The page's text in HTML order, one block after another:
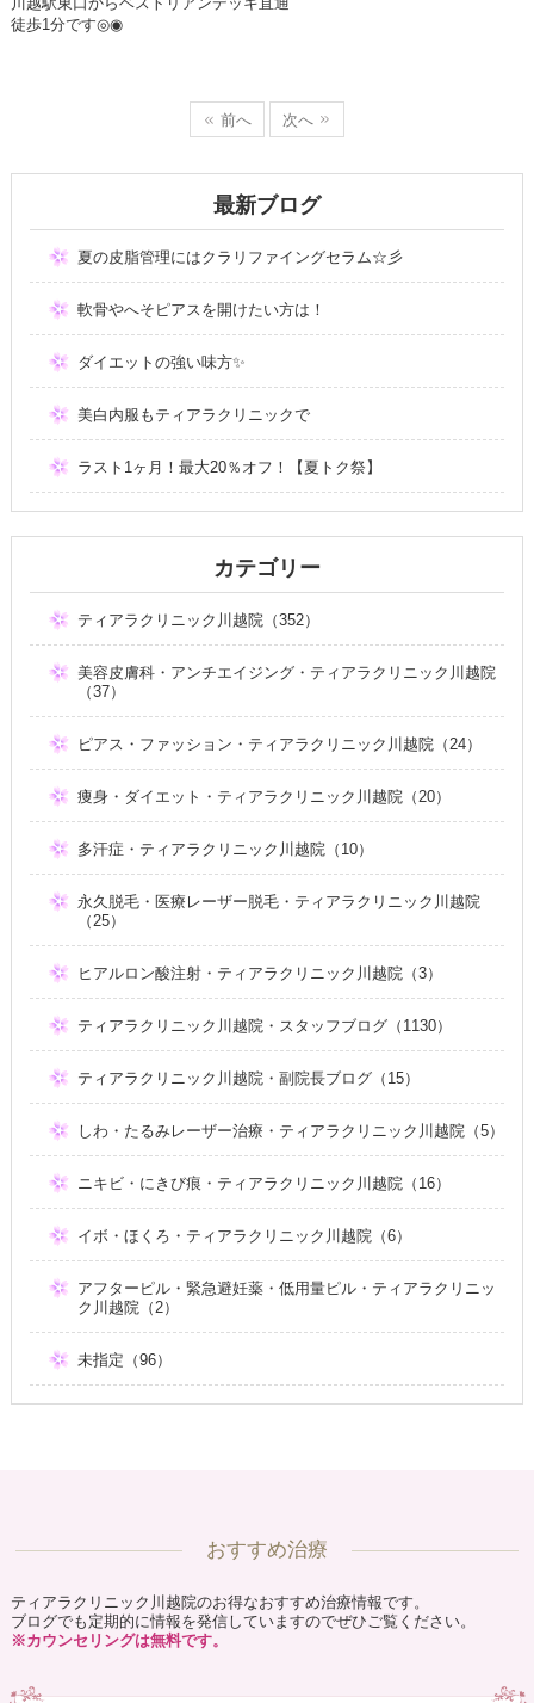
徒歩1分です◎◉
前へ 次へ
最新ブログ
夏の皮脂管理にはクラリファイングセラム☆彡
軟骨やへそピアスを開けたい方は！
ダイエットの強い味方✨
美白内服もティアラクリニックで
ラスト1ヶ月！最大20％オフ！【夏トク祭】
カテゴリー
ティアラクリニック川越院（352）
美容皮膚科・アンチエイジング・ティアラクリニック川越院
（37）
ピアス・ファッション・ティアラクリニック川越院（24）
痩身・ダイエット・ティアラクリニック川越院（20）
多汗症・ティアラクリニック川越院（10）
永久脱毛・医療レーザー脱毛・ティアラクリニック川越院
（25）
ヒアルロン酸注射・ティアラクリニック川越院（3）
ティアラクリニック川越院・スタッフブログ（1130）
ティアラクリニック川越院・副院長ブログ（15）
しわ・たるみレーザー治療・ティアラクリニック川越院（5）
ニキビ・にきび痕・ティアラクリニック川越院（16）
イボ・ほくろ・ティアラクリニック川越院（6）
アフターピル・緊急避妊薬・低用量ピル・ティアラクリニッ
ク川越院（2）
未指定（96）
おすすめ治療
ティアラクリニック川越院のお得なおすすめ治療情報です。
ブログでも定期的に情報を発信していますのでぜひご覧ください。
※カウンセリングは無料です。